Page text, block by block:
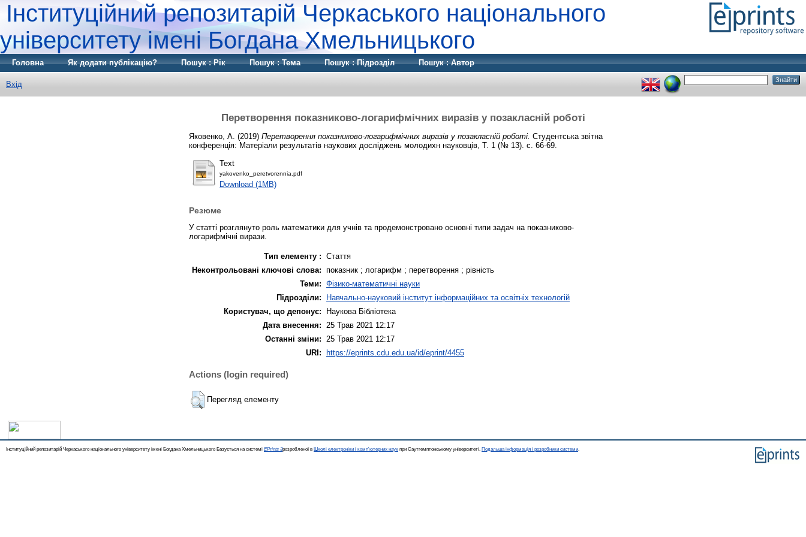
Інституційний репозитарій Черкаського національного
університету імені Богдана Хмельницького
Головна Як додати публікацію? Пошук : Рік Пошук : Тема Пошук : Підрозділ Пошук : Автор
Вхід
Перетворення показниково-логарифмічних виразів у позакласній роботі
Яковенко, А. (2019) Перетворення показниково-логарифмічних виразів у позакласній роботі. Студентська звітна
конференція: Матеріали результатів наукових досліджень молодихн науковців, Т. 1 (№ 13). с. 66-69.
Text
yakovenko_peretvorennia.pdf
Download (1MB)
Резюме
У статті розглянуто роль математики для учнів та продемонстровано основні типи задач на показниково-
логарифмічні вирази.
Тип елементу : Стаття
Неконтрольовані ключові слова: показник ; логарифм ; перетворення ; рівність
Теми: Фізико-математичні науки
Підрозділи:
Навчально-науковий інститут інформаційних та освітніх технологій
Користувач, що депонує:
Наукова Бібліотека
Дата внесення:
25 Трав 2021 12:17
Останні зміни:
25 Трав 2021 12:17
URI: https://eprints.cdu.edu.ua/id/eprint/4455
Actions (login required)
Перегляд елементу
Інституційний репозитарій Черкаського національного університету імені Богдана Хмельницького Базується на системі EPrints 3розробленої в Школі електроніки і комп'ютерних наук при Саутгемптонському університеті. Подальша інформація і розробники системи